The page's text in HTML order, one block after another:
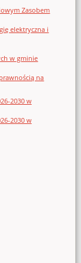
Zasobem
elektryczna i
w gminie
na
2030 w
2030 w